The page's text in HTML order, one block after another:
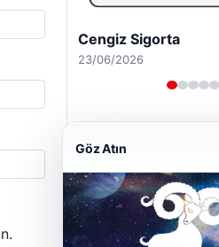
Hastaş Beton
26/05/2026
Göz Atın